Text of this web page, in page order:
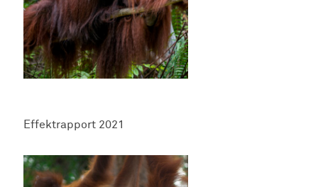
Effektrapport 2021